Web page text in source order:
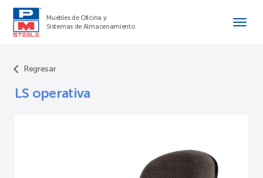
Muebles de Oficina y
Sistemas de Almacenamiento
Regresar
LS operativa